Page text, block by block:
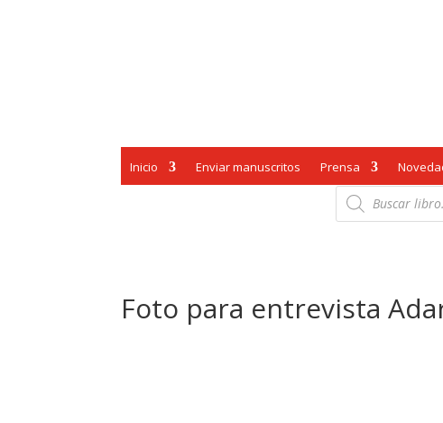
Inicio Enviar manuscritos Prensa
Búsqueda
de
productos
Foto para entrevista